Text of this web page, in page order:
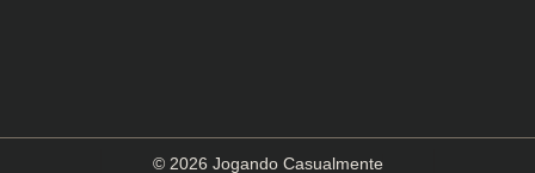
© 2026 Jogando Casualmente